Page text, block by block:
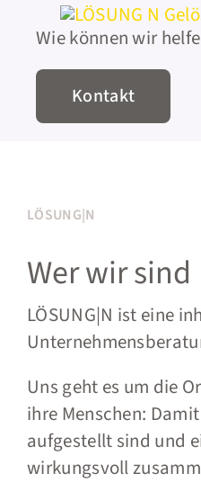
KONTAKT
Wie können wir
Kontakt
LÖSUNG|N
Wer wir sind
LÖSUNG|N ist eine
Uns geht es um die
ihre Menschen:
aufgestellt sind und
wirkungsvoll